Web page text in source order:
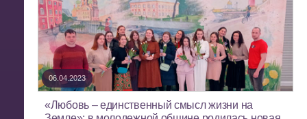
06.04.2023
«Любовь – единственный смысл жизни на